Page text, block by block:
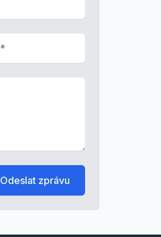
Odeslat zprávu